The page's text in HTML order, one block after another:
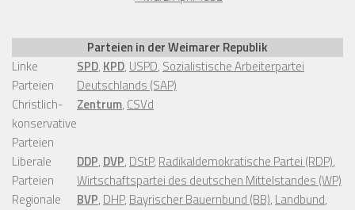
Parteien in der Weimarer Republik
Linke
Parteien
SPD, KPD, USPD, Sozialistische Arbeiterpartei
Deutschlands (SAP)
Christlich-
konservative
Parteien
Zentrum, CSVd
Liberale
Parteien
DDP, DVP, DStP, Radikaldemokratische Partei (RDP),
Wirtschaftspartei des deutschen Mittelstandes (WP)
Regionale
BVP, DHP, Bayrischer Bauernbund (BB), Landbund,